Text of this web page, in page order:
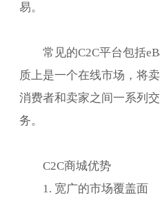
易。
常见的C2C平台包括
质上是一个在线市场，将
消费者和卖家之间一系列
务。
C2C商城优势
1. 宽广的市场覆盖面